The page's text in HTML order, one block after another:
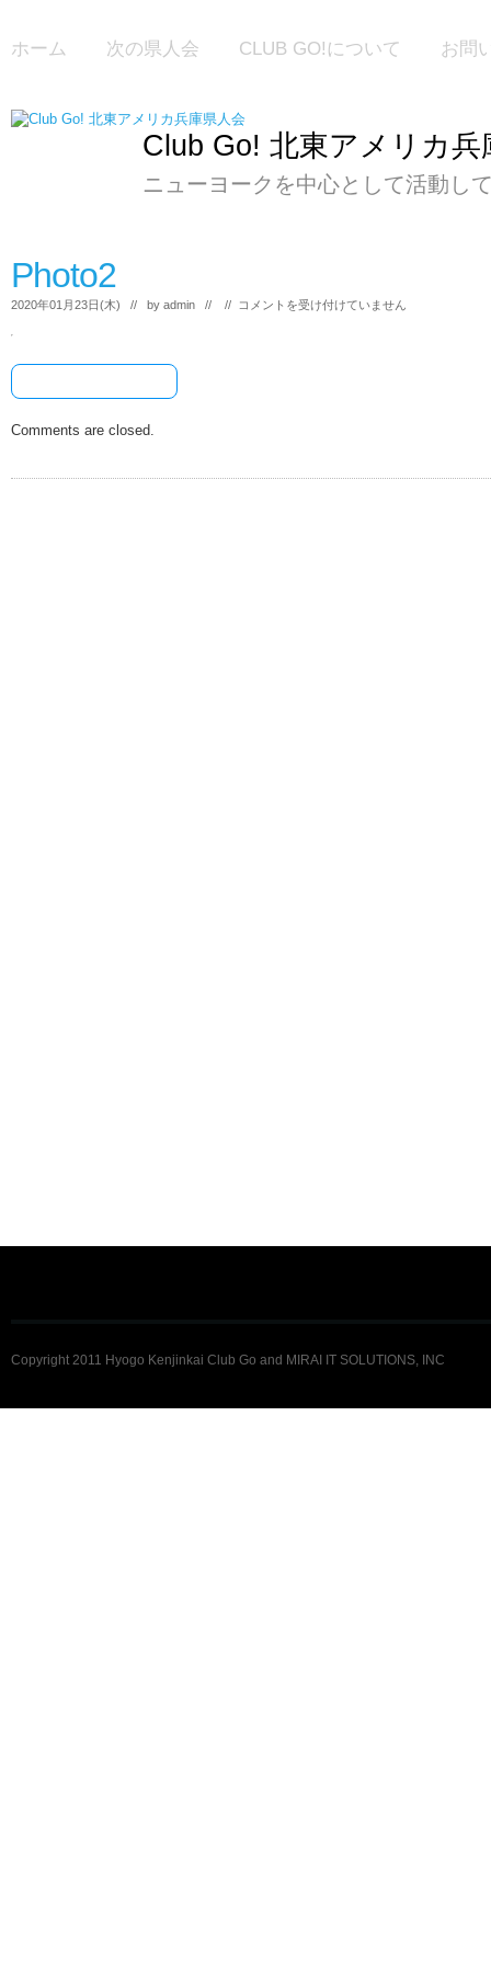
Club Go! 北東アメリカ兵
ニューヨークを中心として活動し
ホーム 次の県人会 CLUB GO!について お問
Photo2
2020年01月23日(木) // by admin // //
Photo2
コメントを受け付けていません
Comments are closed.
Copyright 2011 Hyogo Kenjinkai Club Go and MIRAI IT SOLUTIONS, INC